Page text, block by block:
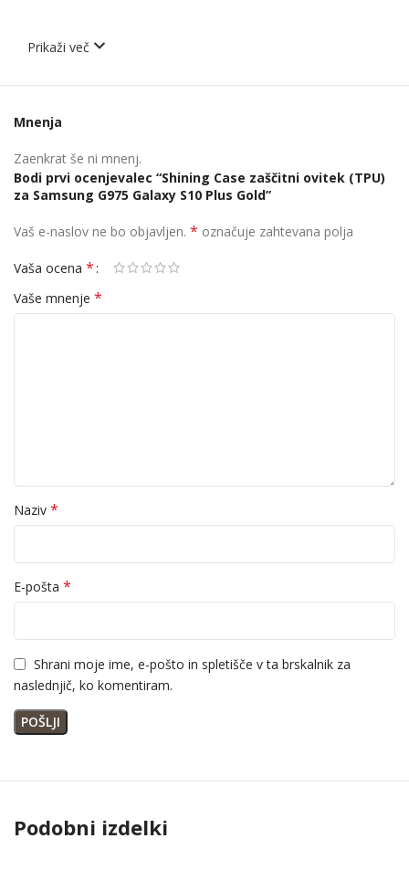
Prikaži več
Mnenja
Zaenkrat še ni mnenj.
Bodi prvi ocenjevalec “Shining Case zaščitni ovitek (TPU)
za Samsung G975 Galaxy S10 Plus Gold”
Vaš e-naslov ne bo objavljen. * označuje zahtevana polja
Vaša ocena *
Vaše mnenje *
Naziv *
E-pošta *
Shrani moje ime, e-pošto in spletišče v ta brskalnik za
naslednjič, ko komentiram.
Podobni izdelki